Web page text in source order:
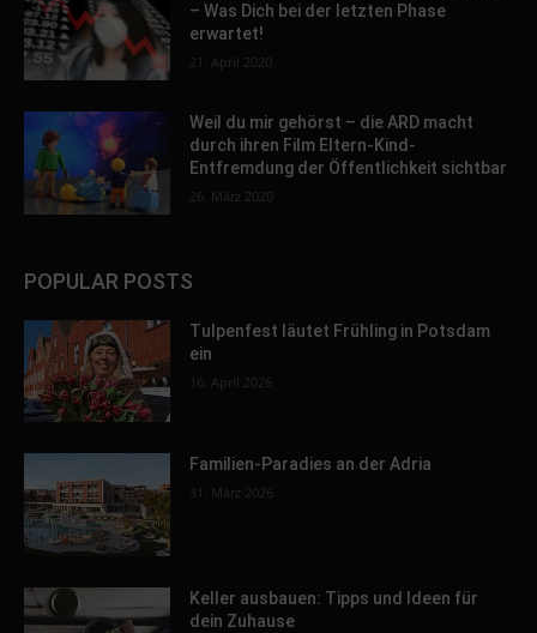
– Was Dich bei der letzten Phase
erwartet!
21. April 2020
Weil du mir gehörst – die ARD macht
durch ihren Film Eltern-Kind-
Entfremdung der Öffentlichkeit sichtbar
26. März 2020
POPULAR POSTS
Tulpenfest läutet Frühling in Potsdam
ein
16. April 2026
Familien-Paradies an der Adria
31. März 2026
Keller ausbauen: Tipps und Ideen für
dein Zuhause